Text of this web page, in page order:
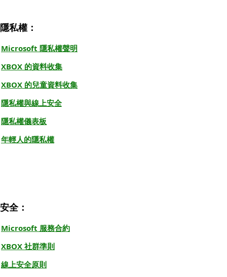
隱私權：
Microsoft 隱私權聲明
XBOX 的資料收集
XBOX 的兒童資料收集
隱私權與線上安全
隱私權儀表板
年輕人的隱私權
安全：
Microsoft 服務合約
XBOX 社群準則
線上安全原則